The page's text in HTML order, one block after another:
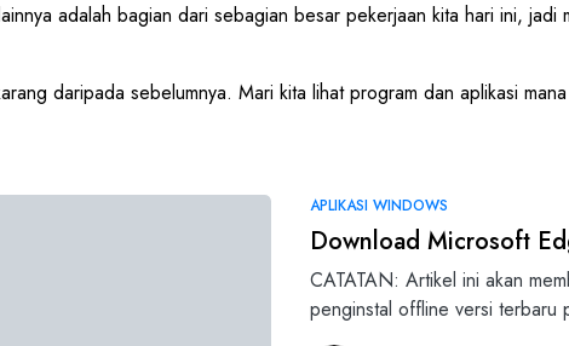
adalah bagian dari sebagian besar pekerjaan kita hari ini, jadi
daripada sebelumnya. Mari kita lihat program dan aplikasi
APLIKASI WINDOWS
Download Microsoft
CATATAN: Artikel ini akan
penginstal offline versi